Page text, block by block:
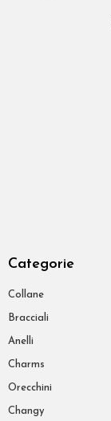
Categorie
Collane
Bracciali
Anelli
Charms
Orecchini
Changy